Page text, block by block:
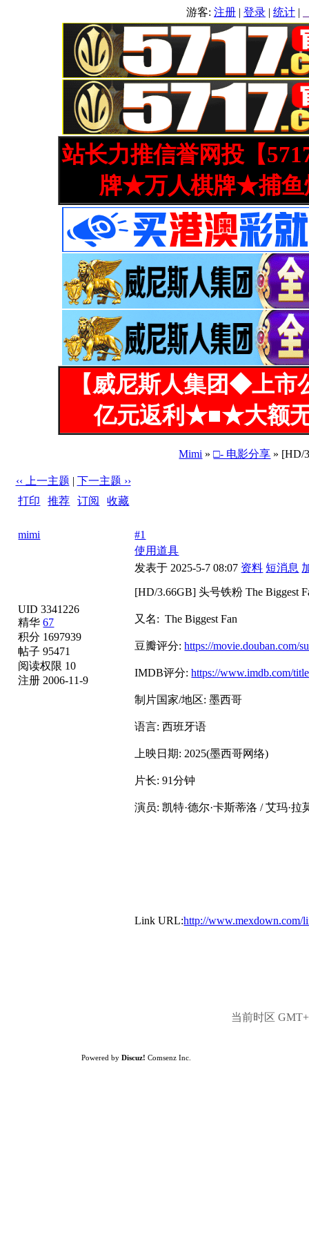
游客: 注册 | 登录 | 统计 |
站长力推信誉网投【
牌★万人棋牌★捕鱼
【威尼斯人集团◆上
亿元返利★■★大额
Mimi »□- 电影分享 » [HD/
‹‹ 上一主题 | 下一主题 ››
打印 |推荐 |订阅 |收藏
mimi
UID 3341226
精华67
积分 1697939
帖子 95471
阅读权限 10
注册 2006-11-9
#1
使用道具
发表于 2025-5-7 08:07 资料 短消息
[HD/3.66GB] 头号铁粉 The Biggest
又名: The Biggest Fan
豆瓣评分:https://movie.douban.com/
IMDB评分:https://www.imdb.com/
制片国家/地区: 墨西哥
语言: 西班牙语
上映日期: 2025(墨西哥网络)
片长: 91分钟
演员: 凯特·德尔·卡斯蒂洛 / 艾玛·拉
Link URL:http://www.mexdown.com/
当前时区
Powered by Discuz! Comsenz Inc.